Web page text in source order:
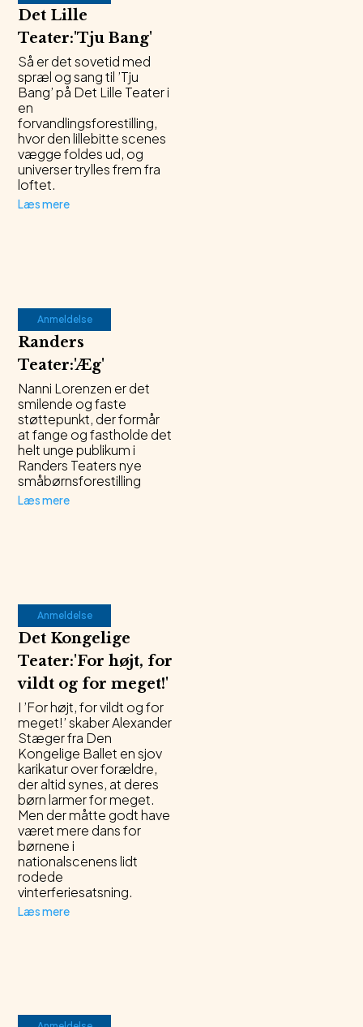
Det Lille
Teater:'Tju Bang'
Så er det sovetid med
spræl og sang til ’Tju
Bang’ på Det Lille Teater i
en
forvandlingsforestilling,
hvor den lillebitte scenes
vægge foldes ud, og
universer trylles frem fra
loftet.
Læs mere
Anmeldelse
Randers
Teater:'Æg'
Nanni Lorenzen er det
smilende og faste
støttepunkt, der formår
at fange og fastholde det
helt unge publikum i
Randers Teaters nye
småbørnsforestilling
Læs mere
Anmeldelse
Det Kongelige
Teater:'For højt, for
vildt og for meget!'
I ’For højt, for vildt og for
meget!’ skaber Alexander
Stæger fra Den
Kongelige Ballet en sjov
karikatur over forældre,
der altid synes, at deres
børn larmer for meget.
Men der måtte godt have
været mere dans for
børnene i
nationalscenens lidt
rodede
vinterferiesatsning.
Læs mere